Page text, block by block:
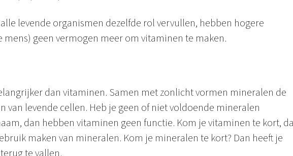
levende organismen dezelfde rol vervullen, hebben hogere
mens) geen vermogen meer om vitaminen te maken.
dan vitaminen. Samen met zonlicht vormen mineralen de
van levende cellen. Heb je geen of niet voldoende mineralen
dan hebben vitaminen geen functie. Kom je vitaminen te kort,
maken van mineralen. Kom je mineralen te kort? Dan heeft je